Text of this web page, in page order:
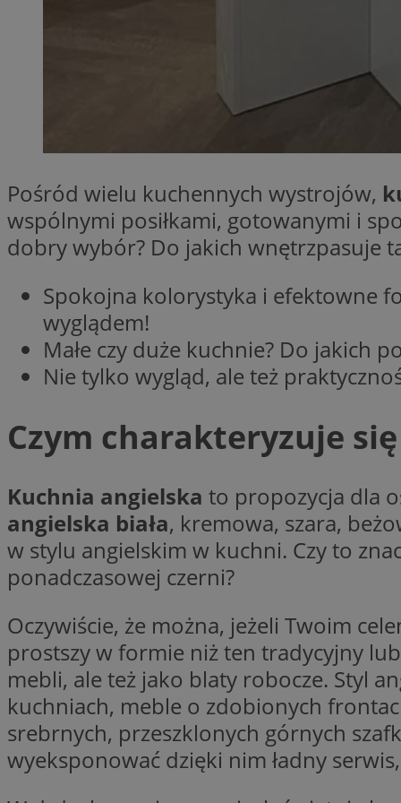
Pośród wielu kuchennych wystrojów,
wspólnymi posiłkami, gotowanymi i
dobry wybór? Do jakich wnętrzpasuje
Spokojna kolorystyka i efektowne
wyglądem!
Małe czy duże kuchnie? Do jakich
Nie tylko wygląd, ale też
Czym charakteryzuje
Kuchnia angielska to propozycja dla
angielska biała, kremowa, szara,
w stylu angielskim w kuchni. Czy to
ponadczasowej czerni?
Oczywiście, że można, jeżeli Twoim
prostszy w formie niż ten tradycyjny
mebli, ale też jako blaty robocze. Styl
kuchniach, meble o zdobionych
srebrnych, przeszklonych górnych
wyeksponować dzięki nim ładny
INGRESSCOOKIE
__cf_bm
Nazwa
ustat_gid
sa-user-id-v3
_clck
_clsk
Nazwa
__Secure-
ROLLOUT_TOKEN
tuuid
tuuid
OAID
Nazwa
google_push
openstat_gid
__mguid_
__mguid_